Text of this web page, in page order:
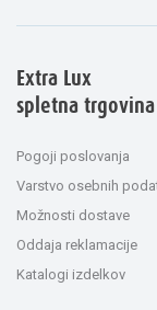
Extra Lux
spletna trgovina
Pogoji poslovanja
Varstvo osebnih
Možnosti dostave
Oddaja reklamacije
Katalogi izdelkov